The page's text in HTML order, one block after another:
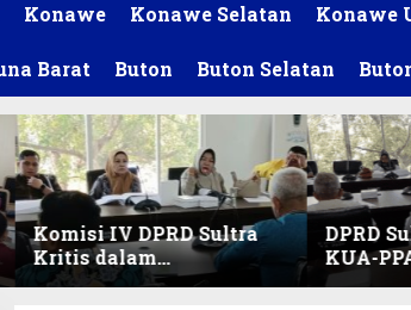
Konawe Konawe Selatan Konawe
Barat Buton Buton Selatan
Komisi IV DPRD Sultra
Kritis dalam
Harmonisasi KUA-PPAS
DPRD
KUA-